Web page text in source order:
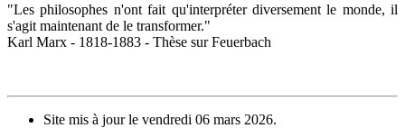
"Les philosophes n'ont fait qu'interpréter diversement le monde, il
s'agit maintenant de le transformer."
Karl Marx - 1818-1883 - Thèse sur Feuerbach
Site mis à jour le vendredi 06 mars 2026.